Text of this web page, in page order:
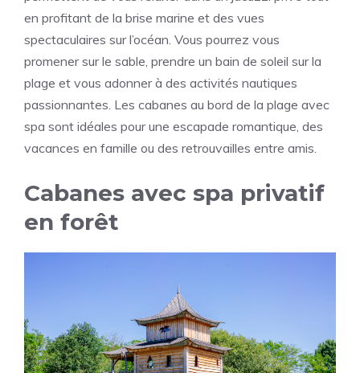
en profitant de la brise marine et des vues
spectaculaires sur l’océan. Vous pourrez vous
promener sur le sable, prendre un bain de soleil sur la
plage et vous adonner à des activités nautiques
passionnantes. Les cabanes au bord de la plage avec
spa sont idéales pour une escapade romantique, des
vacances en famille ou des retrouvailles entre amis.
Cabanes avec spa privatif
en forêt